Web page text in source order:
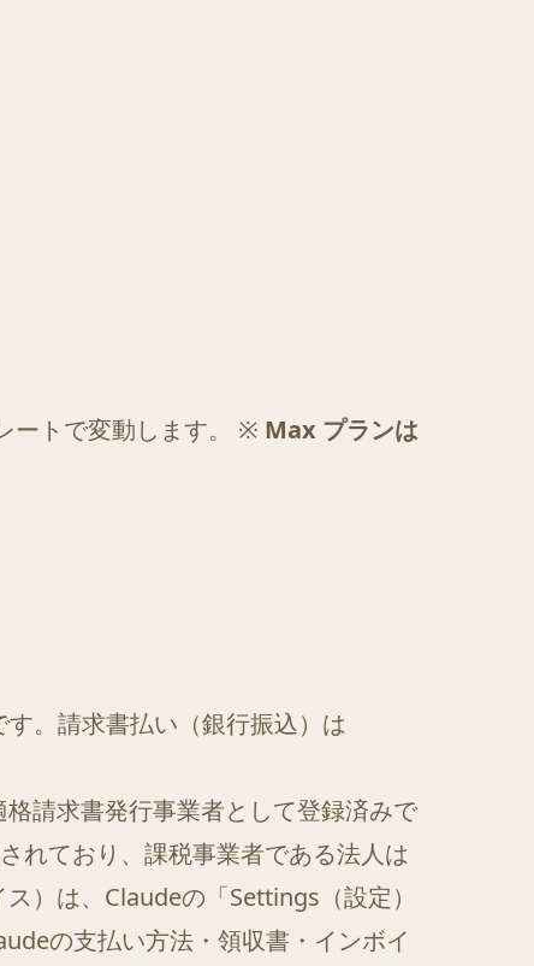
ートで変動します。 ※ Max プランは
。請求書払い（銀行振込）は
請求書発行事業者として登録済みで
れており、課税事業者である法人は
）は、Claudeの「Settings（設定）
の支払い方法・領収書・インボイ